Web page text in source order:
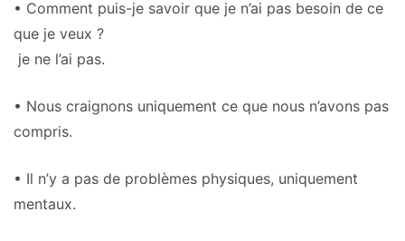
• Comment puis-je savoir que je n’ai pas besoin de ce
que je veux ?
je ne l’ai pas.
• Nous craignons uniquement ce que nous n’avons pas
compris.
• Il n’y a pas de problèmes physiques, uniquement
mentaux.